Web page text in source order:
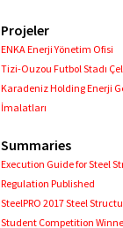
Projeler
ENKA Enerji Yönetim Ofisi
Tizi-Ouzou Futbol Stadı
Karadeniz Holding Enerji
İmalatları
Summaries
Execution Guide for Steel
Regulation Published
SteelPRO 2017 Steel
Student Competition